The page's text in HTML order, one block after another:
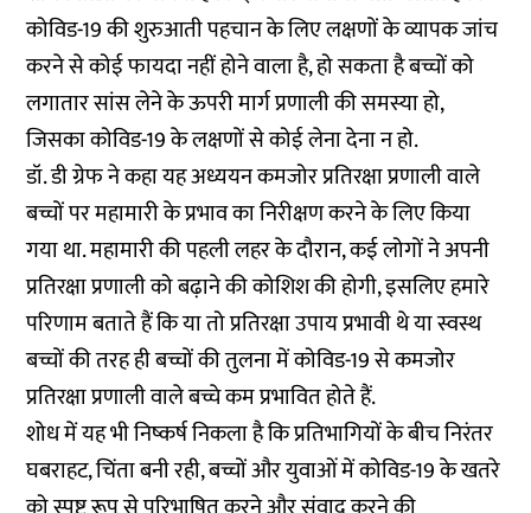
कोविड-19 की शुरुआती पहचान के लिए लक्षणों के व्यापक जांच
करने से कोई फायदा नहीं होने वाला है, हो सकता है बच्चों को
लगातार सांस लेने के ऊपरी मार्ग प्रणाली की समस्या हो,
जिसका कोविड-19 के लक्षणों से कोई लेना देना न हो.
डॉ. डी ग्रेफ ने कहा यह अध्ययन कमजोर प्रतिरक्षा प्रणाली वाले
बच्चों पर महामारी के प्रभाव का निरीक्षण करने के लिए किया
गया था. महामारी की पहली लहर के दौरान, कई लोगों ने अपनी
प्रतिरक्षा प्रणाली को बढ़ाने की कोशिश की होगी, इसलिए हमारे
परिणाम बताते हैं कि या तो प्रतिरक्षा उपाय प्रभावी थे या स्वस्थ
बच्चों की तरह ही बच्चों की तुलना में कोविड-19 से कमजोर
प्रतिरक्षा प्रणाली वाले बच्चे कम प्रभावित होते हैं.
शोध में यह भी निष्कर्ष निकला है कि प्रतिभागियों के बीच निरंतर
घबराहट, चिंता बनी रही, बच्चों और युवाओं में कोविड-19 के खतरे